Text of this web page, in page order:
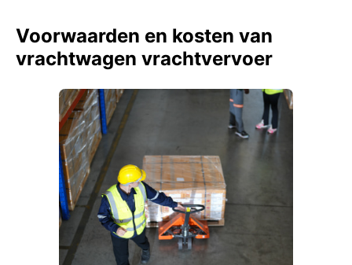
Voorwaarden en kosten van
vrachtwagen vrachtvervoer